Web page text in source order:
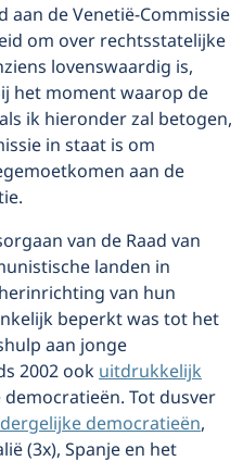
de Venetië-Commissie
om over rechtsstatelijke
lovenswaardig is,
het moment waarop de
ik hieronder zal betogen,
in staat is om
aan de
van de Raad van
landen in
van hun
beperkt was tot het
aan jonge
2002 ookuitdrukkelijk
Tot dusver
dergelijke democratieën,
(3x), Spanje en het